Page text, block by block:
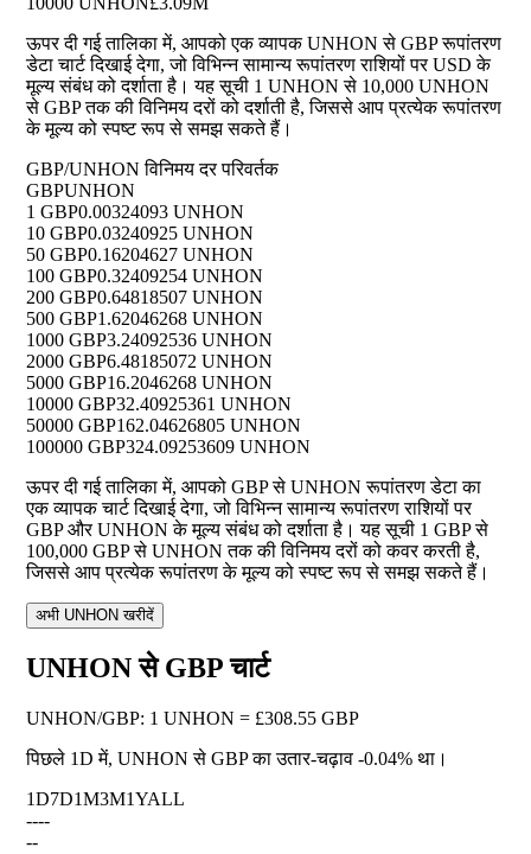
ऊपर दी गई तालिका में, आपको एक व्यापक UNHON से GBP रूपांतरण
डेटा चार्ट दिखाई देगा, जो विभिन्न सामान्य रूपांतरण राशियों पर USD के
मूल्य संबंध को दर्शाता है। यह सूची 1 UNHON से 10,000 UNHON
से GBP तक की विनिमय दरों को दर्शाती है, जिससे आप प्रत्येक रूपांतरण
के मूल्य को स्पष्ट रूप से समझ सकते हैं।
GBP/UNHON विनिमय दर परिवर्तक
GBPUNHON
1 GBP0.00324093 UNHON
10 GBP0.03240925 UNHON
50 GBP0.16204627 UNHON
100 GBP0.32409254 UNHON
200 GBP0.64818507 UNHON
500 GBP1.62046268 UNHON
1000 GBP3.24092536 UNHON
2000 GBP6.48185072 UNHON
5000 GBP16.2046268 UNHON
10000 GBP32.40925361 UNHON
50000 GBP162.04626805 UNHON
100000 GBP324.09253609 UNHON
ऊपर दी गई तालिका में, आपको GBP से UNHON रूपांतरण डेटा का
एक व्यापक चार्ट दिखाई देगा, जो विभिन्न सामान्य रूपांतरण राशियों पर
GBP और UNHON के मूल्य संबंध को दर्शाता है। यह सूची 1 GBP से
100,000 GBP से UNHON तक की विनिमय दरों को कवर करती है,
जिससे आप प्रत्येक रूपांतरण के मूल्य को स्पष्ट रूप से समझ सकते हैं।
अभी UNHON खरीदें
UNHON से GBP चार्ट
UNHON/GBP: 1 UNHON = £308.55 GBP
पिछले 1D में, UNHON से GBP का उतार-चढ़ाव -0.04% था।
1D7D1M3M1YALL
----
--